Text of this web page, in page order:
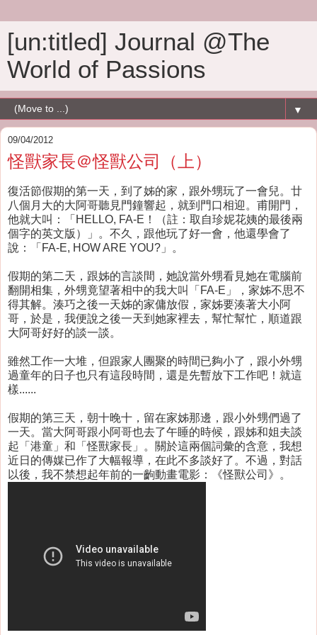
[un:titled] Journal @The
World of Passions
▼
09/04/2012
怪獸家長＠怪獸公司（上）
復活節假期的第一天，到了姊的家，跟外甥玩了一會兒。廿
八個月大的大阿哥聽見門鐘響起，就到門口相迎。甫開門，
他就大叫：「HELLO, FA-E！（註：取自珍妮花姨的最後兩
個字的英文版）」。不久，跟他玩了好一會，他還學會了
說：「FA-E, HOW ARE YOU?」。
假期的第二天，跟姊的言談間，她說當外甥看見她在電腦前
翻開相集，外甥竟望著相中的我大叫「FA-E」，家姊不思不
得其解。湊巧之後一天姊的家傭放假，家姊要湊著大小阿
哥，於是，我便說之後一天到她家裡去，幫忙幫忙，順道跟
大阿哥好好的談一談。
雖然工作一大堆，但跟家人團聚的時間已夠小了，跟小外甥
過童年的日子也只有這段時間，還是先暫放下工作吧！就這
樣......
假期的第三天，朝十晚十，留在家姊那邊，跟小外甥們過了
一天。當大阿哥跟小阿哥也去了午睡的時候，跟姊和姐夫談
起「港童」和「怪獸家長」。關於這兩個詞彙的含意，我想
近日的傳媒已作了大幅報導，在此不多談好了。不過，對話
以後，我不禁想起年前的一齣動畫電影：《怪獸公司》。